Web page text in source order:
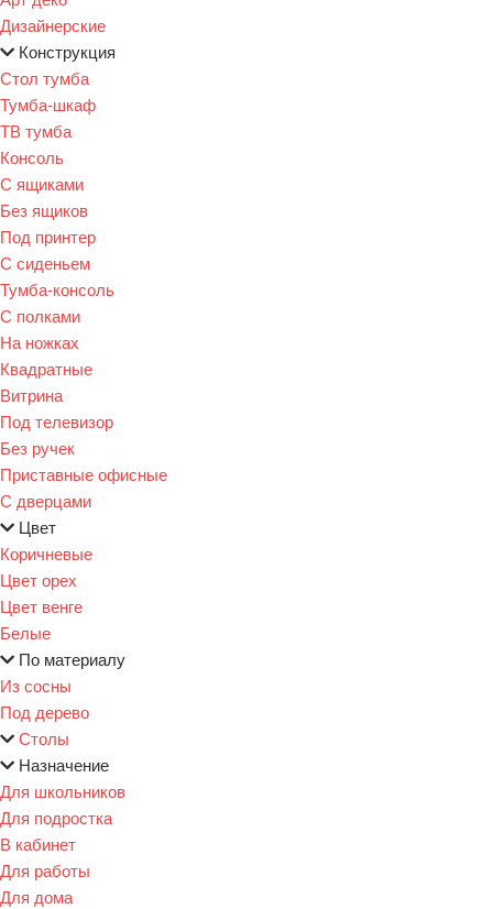
Дизайнерские
Конструкция
Стол тумба
Тумба-шкаф
ТВ тумба
Консоль
С ящиками
Без ящиков
Под принтер
С сиденьем
Тумба-консоль
С полками
На ножках
Квадратные
Витрина
Под телевизор
Без ручек
Приставные офисные
С дверцами
Цвет
Коричневые
Цвет орех
Цвет венге
Белые
По материалу
Из сосны
Под дерево
Столы
Назначение
Для школьников
Для подростка
В кабинет
Для работы
Для дома